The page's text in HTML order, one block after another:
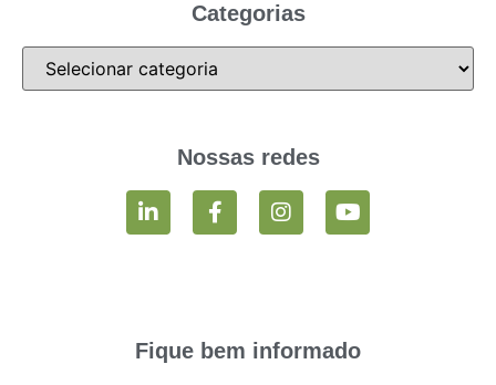
Categorias
Nossas redes
Fique bem informado